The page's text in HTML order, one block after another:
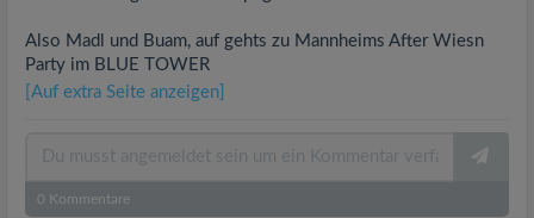
Also Madl und Buam, auf gehts zu Mannheims After Wiesn
Party im BLUE TOWER
[Auf extra Seite anzeigen]
0 Kommentare